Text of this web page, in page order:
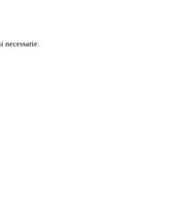
necessarie.